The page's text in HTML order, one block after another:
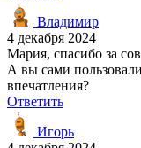
Владимир
4 декабря 2024
Мария, спасибо за
А вы сами
впечатления?
Ответить
Игорь